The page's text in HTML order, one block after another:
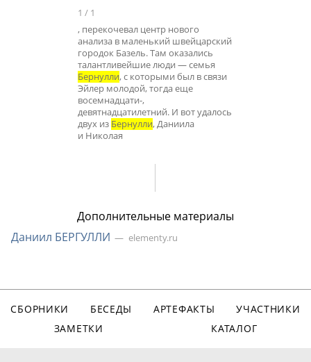
1 / 1
, перекочевал центр нового
анализа в маленький швейцарский
городок Базель. Там оказались
талантливейшие люди — семья
Бернулли, с которыми был в связи
Эйлер молодой, тогда еще
восемнадцати-,
девятнадцатилетний. И вот удалось
двух из Бернулли, Даниила
и Николая
Дополнительные материалы
Даниил БЕРГУЛЛИ
elementy.ru
СБОРНИКИ БЕСЕДЫ АРТЕФАКТЫ
УЧАСТНИКИ
ЗАМЕТКИ
КАТАЛОГ